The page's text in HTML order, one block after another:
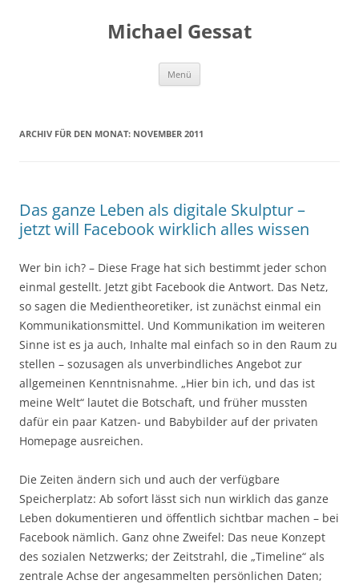
Michael Gessat
Menü
ARCHIV FÜR DEN MONAT: NOVEMBER 2011
Das ganze Leben als digitale Skulptur –
jetzt will Facebook wirklich alles wissen
Wer bin ich? – Diese Frage hat sich bestimmt jeder schon
einmal gestellt. Jetzt gibt Facebook die Antwort. Das Netz,
so sagen die Medientheoretiker, ist zunächst einmal ein
Kommunikationsmittel. Und Kommunikation im weiteren
Sinne ist es ja auch, Inhalte mal einfach so in den Raum zu
stellen – sozusagen als unverbindliches Angebot zur
allgemeinen Kenntnisnahme. „Hier bin ich, und das ist
meine Welt“ lautet die Botschaft, und früher mussten
dafür ein paar Katzen- und Babybilder auf der privaten
Homepage ausreichen.
Die Zeiten ändern sich und auch der verfügbare
Speicherplatz: Ab sofort lässt sich nun wirklich das ganze
Leben dokumentieren und öffentlich sichtbar machen – bei
Facebook nämlich. Ganz ohne Zweifel: Das neue Konzept
des sozialen Netzwerks; der Zeitstrahl, die „Timeline“ als
zentrale Achse der angesammelten persönlichen Daten;